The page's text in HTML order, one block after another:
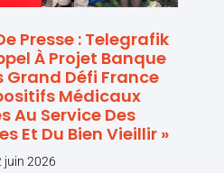
Presse : Telegrafik
À Projet Banque
Grand Défi France
Médicaux
Au Service Des
Et Du Bien Vieillir »
juin 2026